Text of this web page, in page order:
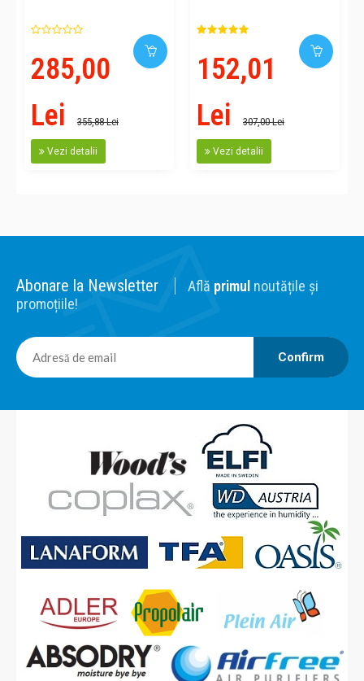
285,00
Lei
355,88 Lei
Vezi detalii
152,01
Lei
307,00 Lei
Vezi detalii
Abonare la Newsletter Află primul noutățile și
promoțiile!
Confirm